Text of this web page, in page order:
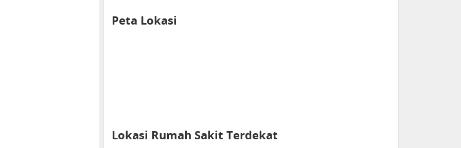
Peta Lokasi
Lokasi Rumah Sakit Terdekat